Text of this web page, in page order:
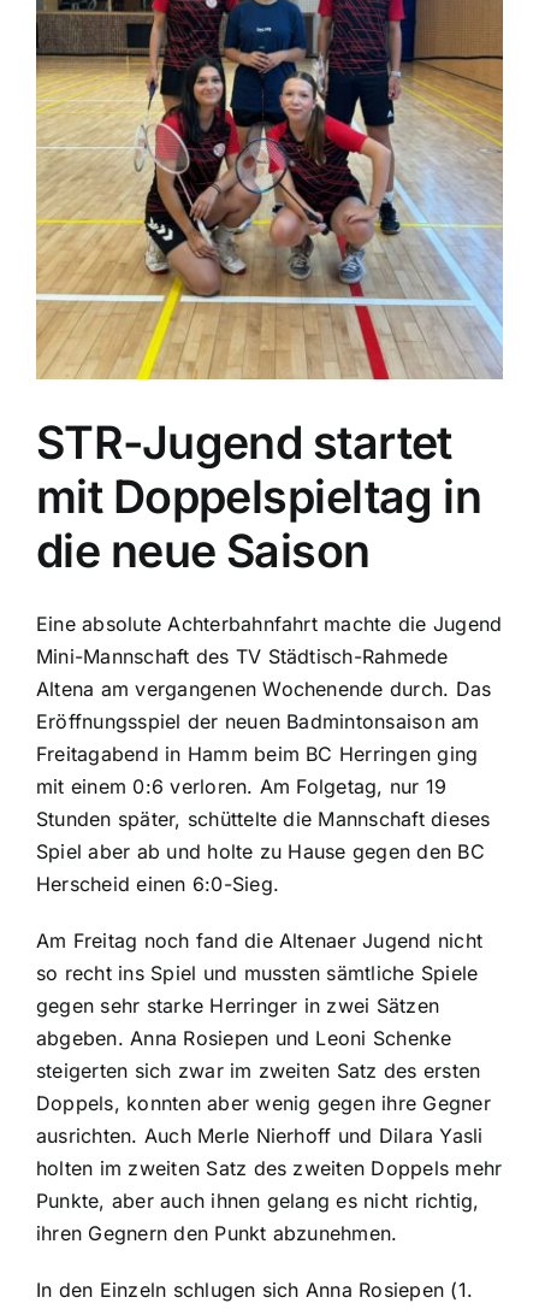
STR-Jugend startet
mit Doppelspieltag in
die neue Saison
Eine absolute Achterbahnfahrt machte die Jugend
Mini-Mannschaft des TV Städtisch-Rahmede
Altena am vergangenen Wochenende durch. Das
Eröffnungsspiel der neuen Badmintonsaison am
Freitagabend in Hamm beim BC Herringen ging
mit einem 0:6 verloren. Am Folgetag, nur 19
Stunden später, schüttelte die Mannschaft dieses
Spiel aber ab und holte zu Hause gegen den BC
Herscheid einen 6:0-Sieg.
Am Freitag noch fand die Altenaer Jugend nicht
so recht ins Spiel und mussten sämtliche Spiele
gegen sehr starke Herringer in zwei Sätzen
abgeben. Anna Rosiepen und Leoni Schenke
steigerten sich zwar im zweiten Satz des ersten
Doppels, konnten aber wenig gegen ihre Gegner
ausrichten. Auch Merle Nierhoff und Dilara Yasli
holten im zweiten Satz des zweiten Doppels mehr
Punkte, aber auch ihnen gelang es nicht richtig,
ihren Gegnern den Punkt abzunehmen.
In den Einzeln schlugen sich Anna Rosiepen (1.